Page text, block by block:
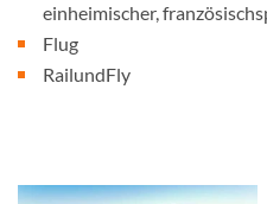
einheimischer,
Flug
RailundFly